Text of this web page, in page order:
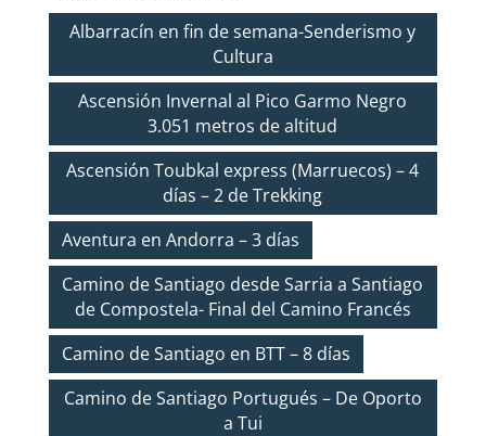
Albarracín en fin de semana-Senderismo y
Cultura
Ascensión Invernal al Pico Garmo Negro
3.051 metros de altitud
Ascensión Toubkal express (Marruecos) – 4
días – 2 de Trekking
Aventura en Andorra – 3 días
Camino de Santiago desde Sarria a Santiago
de Compostela- Final del Camino Francés
Camino de Santiago en BTT – 8 días
Camino de Santiago Portugués – De Oporto
a Tui